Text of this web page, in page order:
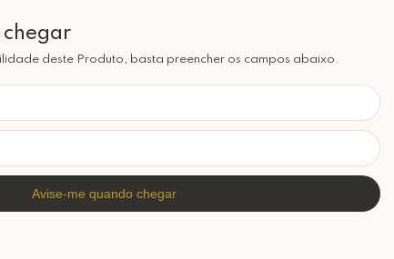
deste Produto, basta preencher os campos abaixo.